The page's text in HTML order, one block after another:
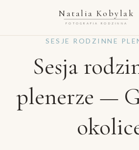
Natalia Kobylak
FOTOGRAFIA RODZINNA
SESJE RODZINNE
Sesja
plenerze —